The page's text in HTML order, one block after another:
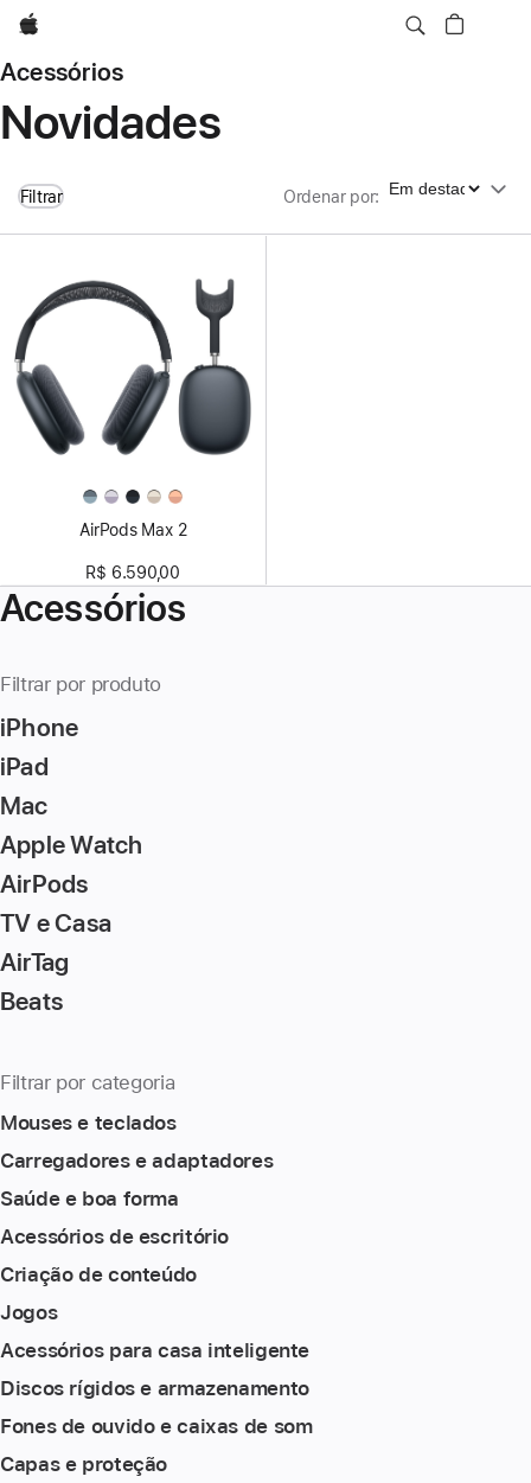
Apple
Acessórios
Novidades
Filtrar Ordenar por: Ordenar por
AirPods Max 2
R$ 6.590,00
Acessórios
Filtrar por produto
iPhone
iPad
Mac
Apple Watch
AirPods
TV e Casa
AirTag
Beats
Filtrar por categoria
Mouses e teclados
Carregadores e adaptadores
Saúde e boa forma
Acessórios de escritório
Criação de conteúdo
Jogos
Acessórios para casa inteligente
Discos rígidos e armazenamento
Fones de ouvido e caixas de som
Capas e proteção